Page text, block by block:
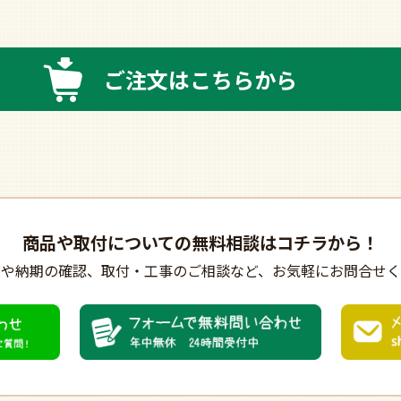
ご注文はこちらから
商品や取付についての無料相談はコチラから！
納期の確認、 取付・工事のご相談など、 お気軽にお問合せ